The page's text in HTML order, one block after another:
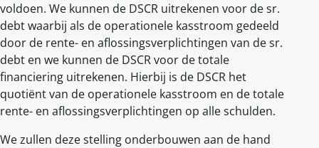
voldoen. We kunnen de DSCR uitrekenen voor de sr.
debt waarbij als de operationele kasstroom gedeeld
door de rente- en aflossingsverplichtingen van de sr.
debt en we kunnen de DSCR voor de totale
financiering uitrekenen. Hierbij is de DSCR het
quotiënt van de operationele kasstroom en de totale
rente- en aflossingsverplichtingen op alle schulden.
We zullen deze stelling onderbouwen aan de hand